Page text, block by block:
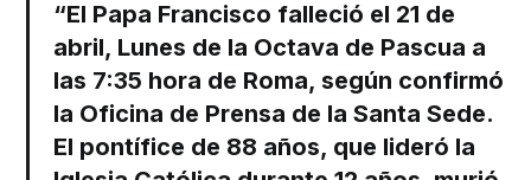
“El Papa Francisco falleció el 21 de
abril, Lunes de la Octava de Pascua a
las 7:35 hora de Roma, según confirmó
la Oficina de Prensa de la Santa Sede.
El pontífice de 88 años, que lideró la